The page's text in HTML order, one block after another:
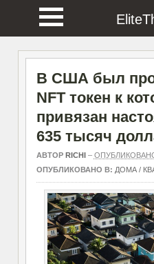
В США был
NFT токен к
привязан
635 тысяч
АВТОР RICHI– ОПУБЛИКОВАНО
ОПУБЛИКОВАНО В: ДОМА /